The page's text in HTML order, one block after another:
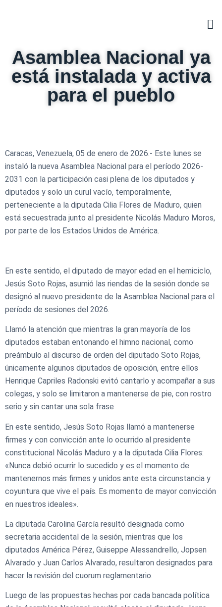
Asamblea Nacional ya
está instalada y activa
para el pueblo
Caracas, Venezuela, 05 de enero de 2026.- Este lunes se
instaló la nueva Asamblea Nacional para el período 2026-
2031 con la participación casi plena de los diputados y
diputados y solo un curul vacío, temporalmente,
perteneciente a la diputada Cilia Flores de Maduro, quien
está secuestrada junto al presidente Nicolás Maduro Moros,
por parte de los Estados Unidos de América.
En este sentido, el diputado de mayor edad en el hemiciclo,
Jesús Soto Rojas, asumió las riendas de la sesión donde se
designó al nuevo presidente de la Asamblea Nacional para el
período de sesiones del 2026.
Llamó la atención que mientras la gran mayoría de los
diputados estaban entonando el himno nacional, como
preámbulo al discurso de orden del diputado Soto Rojas,
únicamente algunos diputados de oposición, entre ellos
Henrique Capriles Radonski evitó cantarlo y acompañar a sus
colegas, y solo se limitaron a mantenerse de pie, con rostro
serio y sin cantar una sola frase
En este sentido, Jesús Soto Rojas llamó a mantenerse
firmes y con convicción ante lo ocurrido al presidente
constitucional Nicolás Maduro y a la diputada Cilia Flores:
«Nunca debió ocurrir lo sucedido y es el momento de
mantenernos más firmes y unidos ante esta circunstancia y
coyuntura que vive el país. Es momento de mayor convicción
en nuestros ideales».
La diputada Carolina García resultó designada como
secretaria accidental de la sesión, mientras que los
diputados América Pérez, Guiseppe Alessandrello, Jopsen
Alvarado y Juan Carlos Alvarado, resultaron designados para
hacer la revisión del cuorum reglamentario.
Luego de las propuestas hechas por cada bancada política